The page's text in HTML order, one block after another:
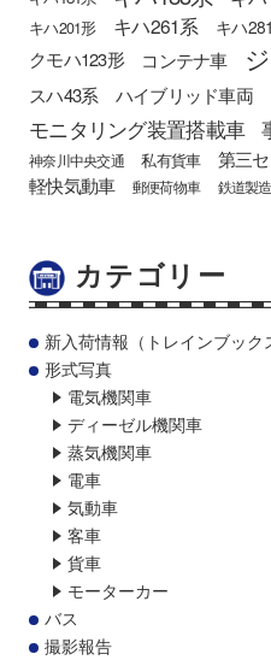
キハ201形
キハ261系 キハ
クモハ123形
コンテナ車
スハ43系 ハイブリッド車両
モニタリング装置搭載車
神奈川中央交通 私有貨車 第三
軽快気動車 郵便荷物車 鉄道製
カテゴリー
新入荷情報（トレインブック
形式写真
電気機関車
ディーゼル機関車
蒸気機関車
電車
気動車
客車
貨車
モーターカー
バス
撮影報告